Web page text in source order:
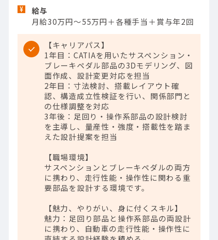
給与
月給30万円～55万円＋各種手当＋賞与年2回
【キャリアパス】
1年目：CATIAを用いたサスペンション・
ブレーキペダル部品の3Dモデリング、図
面作成、設計変更対応を担当
2年目：寸法検討、搭載レイアウト確
認、構造成立性検証を行い、関係部門と
の仕様調整を対応
3年後：足回り・操作系部品の設計検討
を主導し、量産性・強度・搭載性を踏ま
えた設計提案を担当
【職場環境】
サスペンションとブレーキペダルの両方
に携わり、走行性能・操作性に関わる重
要部品を設計する環境です。
【魅力、やりがい、身に付くスキル】
魅力：足回り部品と操作系部品の両設計
に携わり、自動車の走行性能・操作性に